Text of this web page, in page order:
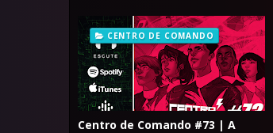
CENTRO DE COMANDO
Centro de Comando #73 | A